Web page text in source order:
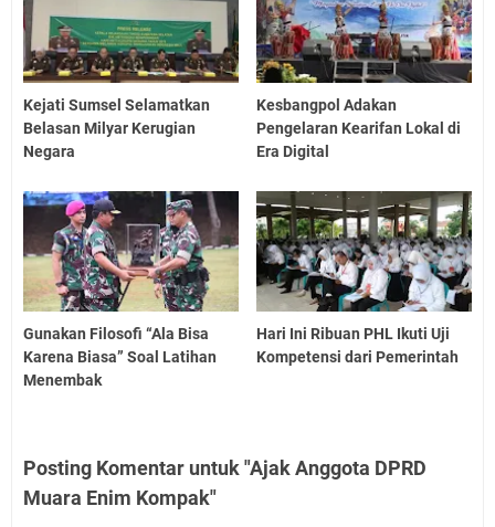
Kejati Sumsel Selamatkan
Belasan Milyar Kerugian
Negara
Kesbangpol Adakan
Pengelaran Kearifan Lokal di
Era Digital
Gunakan Filosofi “Ala Bisa
Karena Biasa” Soal Latihan
Menembak
Hari Ini Ribuan PHL Ikuti Uji
Kompetensi dari Pemerintah
Posting Komentar untuk "Ajak Anggota DPRD
Muara Enim Kompak"